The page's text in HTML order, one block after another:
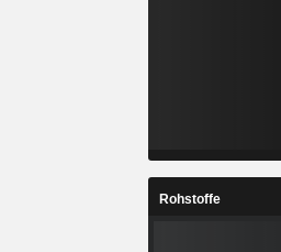
Rohstoffe